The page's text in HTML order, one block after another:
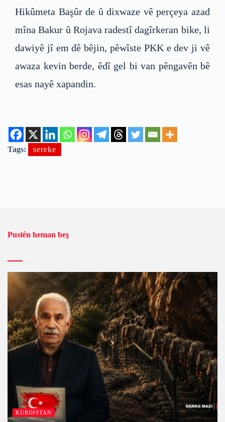
Hikûmeta Başûr de û dixwaze vê perçeya azad
mîna Bakur û Rojava radestî dagîrkeran bike, li
dawiyê jî em dê bêjin, pêwîste PKK e dev ji vê
awaza kevin berde, êdî gel bi van pêngavên bê
esas nayê xapandin.
Tags: sereke
Pustên heman beş
KURDISTAN